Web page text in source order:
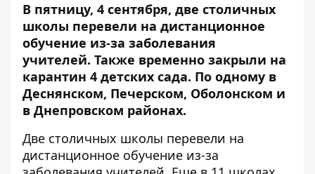
В пятницу, 4 сентября, две столичных
школы перевели на дистанционное
обучение из-за заболевания
учителей. Также временно закрыли на
карантин 4 детских сада. По одному в
Деснянском, Печерском, Оболонском и
в Днепровском районах.
Две столичных школы перевели на
дистанционное обучение из-за